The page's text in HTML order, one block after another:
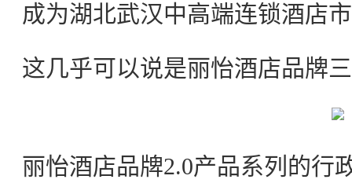
成为湖北武汉中高端连锁酒店
这几乎可以说是丽怡酒店品牌
丽怡酒店品牌2.0产品系列的行